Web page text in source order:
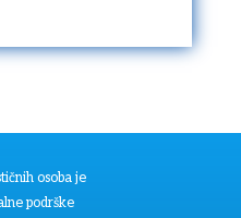
osoba je
podrške